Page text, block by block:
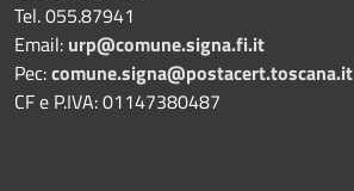
Tel. 055.87941
Email: urp@comune.signa.fi.it
Pec:comune.signa@postacert.toscana.it
CF e P.IVA: 01147380487